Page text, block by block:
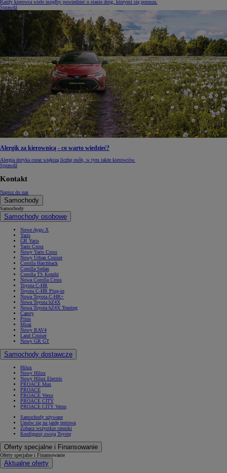
Każdy kierowca wiele mógłby powiedzieć o stanie dróg, którymi się porusza.
Sprawdź
Alergik za kierownicą - co warto wiedzieć?
Alergia dotyka coraz większą liczbę osób, w tym także kierowców.
Sprawdź
Kontakt
Napisz do nas
Samochody
Samochody
Samochody osobowe
Nowe Aygo X
Yaris
GR Yaris
Yaris Cross
Nowy Yaris Cross
Nowy Urban Cruiser
Corolla Hatchback
Corolla Sedan
Corolla TS Kombi
Nowa Corolla Cross
Toyota C-HR
Toyota C-HR Plug-in
Nowa Toyota C-HR+
Nowa Toyota bZ4X
Nowa Toyota bZ4X Touring
Camry
Prius
Mirai
Nowy RAV4
Land Cruiser
Nowy GR GT
Samochody dostawcze
Hilux
Nowy Hilux
Nowy Hilux Electric
PROACE Max
PROACE
PROACE Verso
PROACE CITY
PROACE CITY Verso
Samochody używane
Umów się na jazdę testową
Zobacz wszystkie cenniki
Konfiguruj swoją Toyotę
Oferty specjalne i Finansowanie
Oferty specjalne i Finansowanie
Aktualne oferty